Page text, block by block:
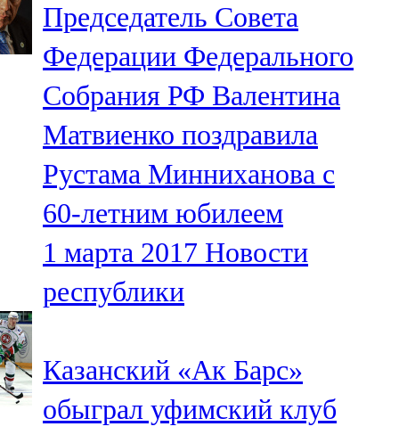
Мамадыш
106,2 FM
Минзәлә
107,3 FM
Мөслим
100,0 FM
Нурлат
104,7 FM
71,42 FM
Сарман
Председатель Совета
Федерации Федерального
Собрания РФ Валентина
Матвиенко поздравила
Рустама Минниханова с
60-летним юбилеем
1 марта 2017 Новости
республики
Казанский «Ак Барс»
обыграл уфимский клуб